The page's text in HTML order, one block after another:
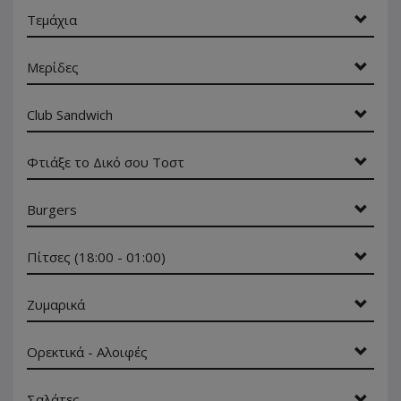
Τεμάχια
Μερίδες
Club Sandwich
Φτιάξε το Δικό σου Τοστ
Burgers
Πίτσες (18:00 - 01:00)
Ζυμαρικά
Ορεκτικά - Αλοιφές